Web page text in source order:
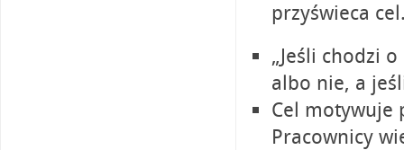
przyświeca
„Jeśli chodzi
albo nie, a
Cel motywuje
Pracownicy